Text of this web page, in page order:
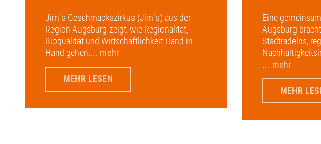
Jim´s Geschmackszirkus (Jim´s) aus der
Region Augsburg zeigt, wie Regionalität,
Bioqualität und Wirtschaftlichkeit Hand in
Hand gehen.... mehr
MEHR LESEN
Eine
Augsburg
Stadtradelns,
... mehr
MEHR